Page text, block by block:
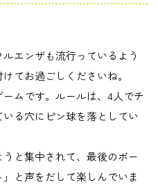
エンザも流行っているよう
てお過ごしくださいね。
ムです。ルールは、4人でチ
る穴にピン球を落としてい
と集中されて、最後のボー
と声をだして楽しんでいま